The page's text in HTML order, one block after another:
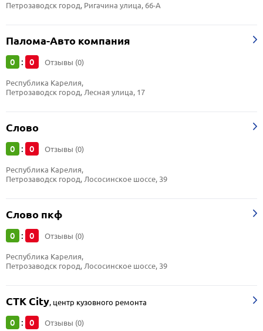
Петрозаводск город, Ригачина улица, 66-А
Палома-Авто компания
0 : 0 Отзывы (0)
Республика Карелия,
Петрозаводск город, Лесная улица, 17
Слово
0 : 0 Отзывы (0)
Республика Карелия,
Петрозаводск город, Лососинское шоссе, 39
Слово пкф
0 : 0 Отзывы (0)
Республика Карелия,
Петрозаводск город, Лососинское шоссе, 39
СТК Сity, центр кузовного ремонта
0 : 0 Отзывы (0)